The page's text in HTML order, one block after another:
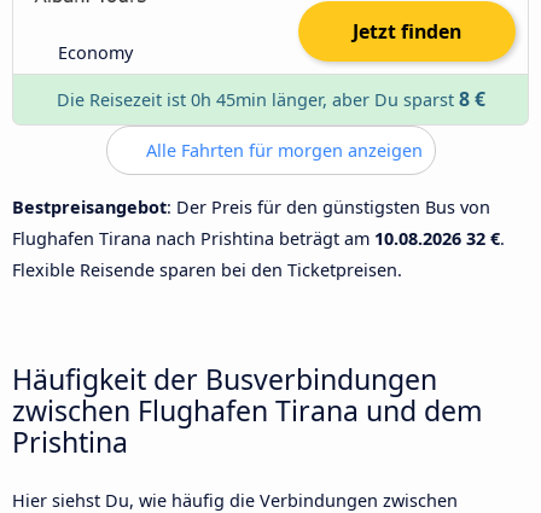
Economy
Jetzt finden
Die Reisezeit ist 0h 45min länger, aber Du sparst 8 €
Alle Fahrten für morgen anzeigen
Bestpreisangebot: Der Preis für den günstigsten Bus von
Flughafen Tirana nach Prishtina beträgt am 10.08.2026 32 €.
Flexible Reisende sparen bei den Ticketpreisen.
Häufigkeit der Busverbindungen
zwischen Flughafen Tirana und dem
Prishtina
Hier siehst Du, wie häufig die Verbindungen zwischen